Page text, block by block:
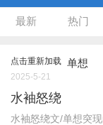
最新 热门
点击重新加载 单想
2025-5-21
水袖怒绕
水袖怒绕 ​ ​文/单想